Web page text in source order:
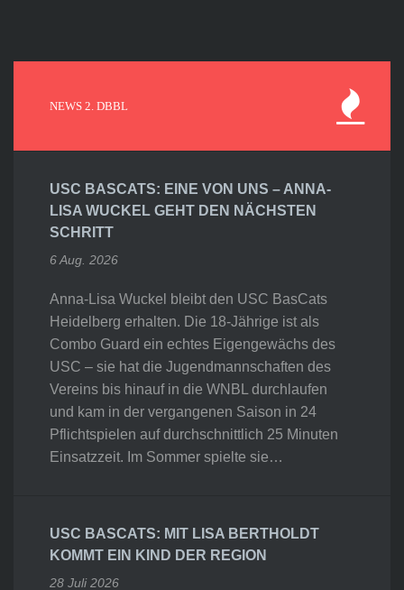
NEWS 2. DBBL
USC BASCATS: EINE VON UNS – ANNA-
LISA WUCKEL GEHT DEN NÄCHSTEN
SCHRITT
6 Aug. 2026
Anna-Lisa Wuckel bleibt den USC BasCats
Heidelberg erhalten. Die 18-Jährige ist als
Combo Guard ein echtes Eigengewächs des
USC – sie hat die Jugendmannschaften des
Vereins bis hinauf in die WNBL durchlaufen
und kam in der vergangenen Saison in 24
Pflichtspielen auf durchschnittlich 25 Minuten
Einsatzzeit. Im Sommer spielte sie…
USC BASCATS: MIT LISA BERTHOLDT
KOMMT EIN KIND DER REGION
28 Juli 2026